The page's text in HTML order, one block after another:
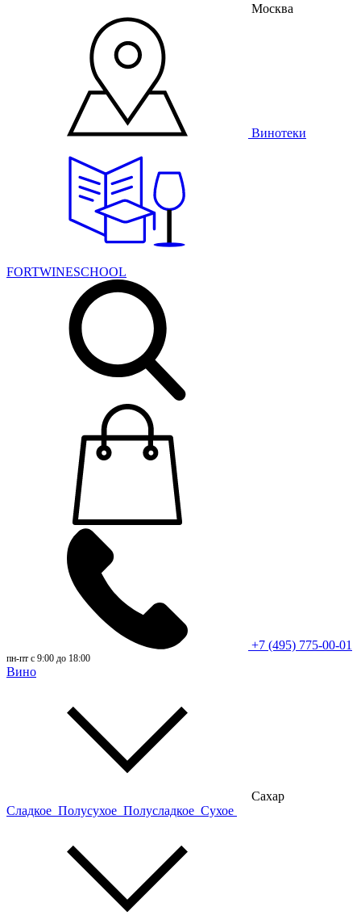
Москва
Винотеки
FORTWINESCHOOL
+7 (495) 775-00-01
пн-пт с 9:00 до 18:00
Вино
Сахар
Сладкое Полусухое Полусладкое Сухое